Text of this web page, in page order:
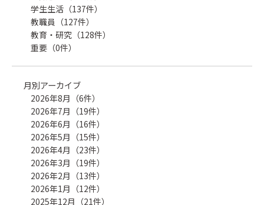
学生生活（137件）
教職員（127件）
教育・研究（128件）
重要（0件）
月別アーカイブ
2026年8月（6件）
2026年7月（19件）
2026年6月（16件）
2026年5月（15件）
2026年4月（23件）
2026年3月（19件）
2026年2月（13件）
2026年1月（12件）
2025年12月（21件）